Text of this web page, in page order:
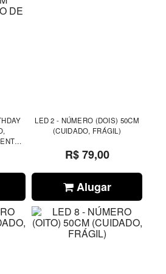
DE
LED 2 - NÚMERO (DOIS) 50CM
(CUIDADO, FRÁGIL)
R$ 79,00
Alugar